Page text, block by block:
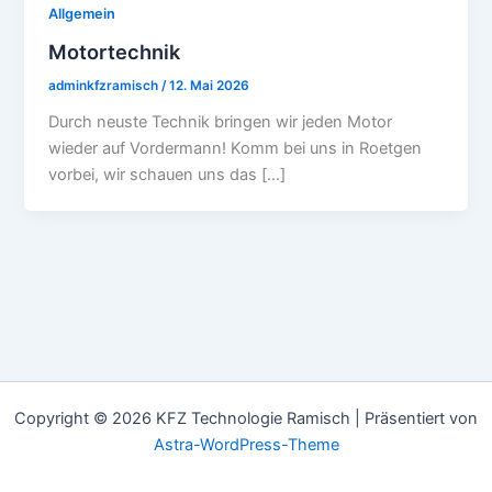
Allgemein
Motortechnik
adminkfzramisch /12. Mai 2026
Durch neuste Technik bringen wir jeden Motor
wieder auf Vordermann! Komm bei uns in Roetgen
vorbei, wir schauen uns das […]
Copyright © 2026 KFZ Technologie Ramisch | Präsentiert von
Astra-WordPress-Theme